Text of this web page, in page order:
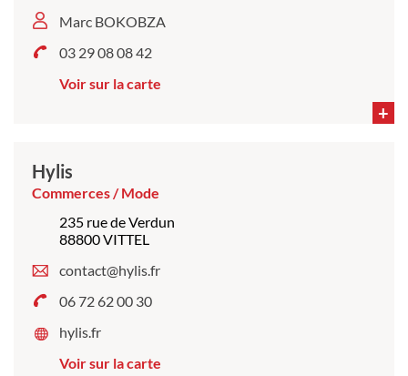
Marc BOKOBZA
03 29 08 08 42
Voir sur la carte
+
Hylis
Commerces / Mode
235 rue de Verdun
88800 VITTEL
contact@hylis.fr
06 72 62 00 30
hylis.fr
Voir sur la carte